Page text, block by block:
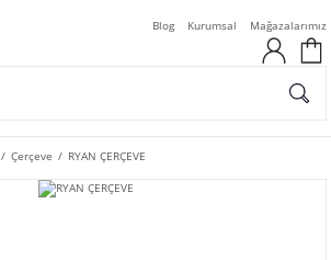
Blog Kurumsal Mağazalarımız
Çerçeve RYAN ÇERÇEVE